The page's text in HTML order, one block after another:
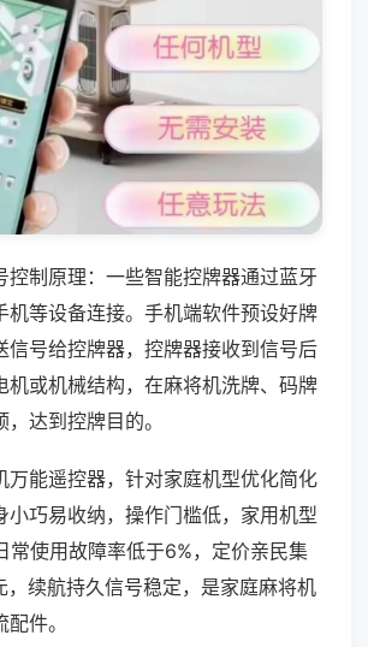
控制原理：一些智能控牌器通过蓝牙
机等设备连接。手机端软件预设好牌
信号给控牌器，控牌器接收到信号后
机或机械结构，在麻将机洗牌、码牌
达到控牌目的。
万能遥控器，针对家庭机型优化简化
小巧易收纳，操作门槛低，家用机型
常使用故障率低于6%，定价亲民集
，续航持久信号稳定，是家庭麻将机
件。